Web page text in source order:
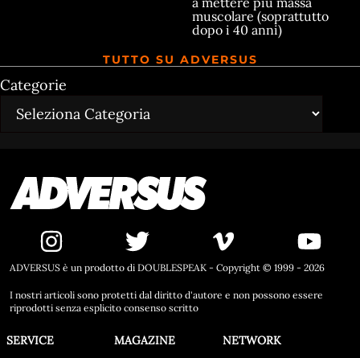
muscolare (soprattutto
dopo i 40 anni)
TUTTO SU ADVERSUS
Categorie
ADVERSUS è un prodotto di DOUBLESPEAK - Copyright © 1999 - 2026
I nostri articoli sono protetti dal diritto d'autore e non possono essere
riprodotti senza esplicito consenso scritto
SERVICE MAGAZINE NETWORK